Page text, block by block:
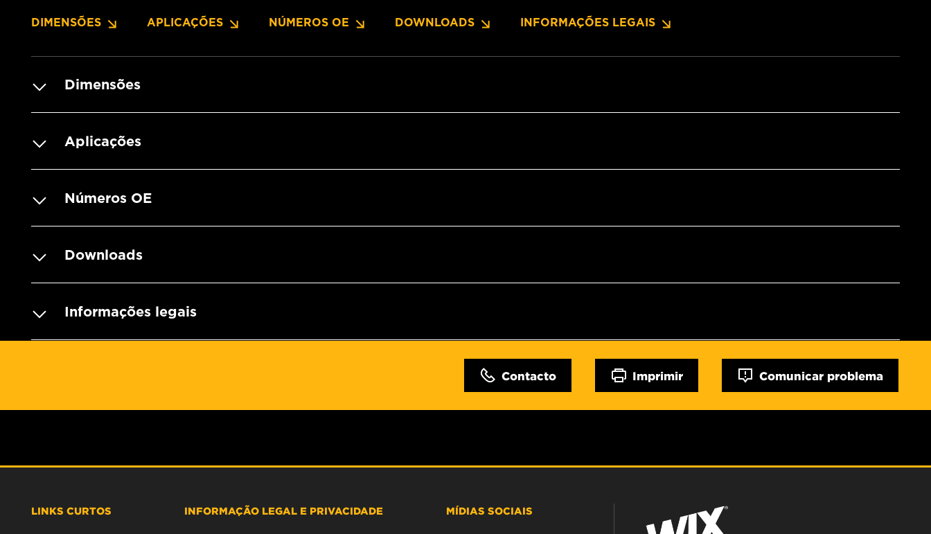
DIMENSÕES APLICAÇÕES NÚMEROS OE DOWNLOADS INFORMAÇÕES LEGAIS
Dimensões
Aplicações
Números OE
Downloads
Informações legais
Contacto Imprimir Comunicar problema
LINKS CURTOS INFORMAÇÃO LEGAL E PRIVACIDADE MÍDIAS SOCIAIS